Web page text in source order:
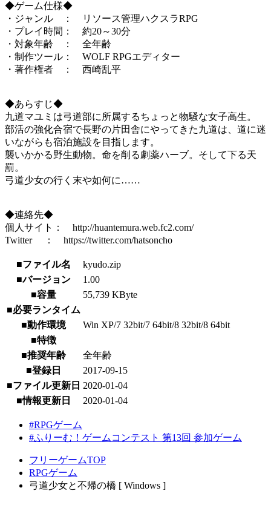
◆ゲーム仕様◆
・ジャンル ： リソース管理ハクスラRPG
・プレイ時間： 約20～30分
・対象年齢 ： 全年齢
・制作ツール： WOLF RPGエディター
・著作権者 ： 西崎乱平
◆あらすじ◆
九道マユミは弓道部に所属するちょっと物騒な女子高生。
部活の強化合宿で長野の片田舎にやってきた九道は、道に迷
いながらも宿泊施設を目指します。
襲いかかる野生動物。命を削る劇薬ハーブ。そして下る天
罰。
弓道少女の行く末や如何に……
◆連絡先◆
個人サイト： http://huantemura.web.fc2.com/
Twitter ： https://twitter.com/hatsoncho
■ファイル名
kyudo.zip
■バージョン
1.00
■容量
55,739 KByte
■必要ランタイム
■動作環境
Win XP/7 32bit/7 64bit/8 32bit/8 64bit
■特徴
■推奨年齢
全年齢
■登録日
2017-09-15
■ファイル更新日 2020-01-04
■情報更新日
2020-01-04
#RPGゲーム
#ふりーむ！ゲームコンテスト 第13回 参加ゲーム
フリーゲームTOP
RPGゲーム
弓道少女と不帰の橋 [ Windows ]